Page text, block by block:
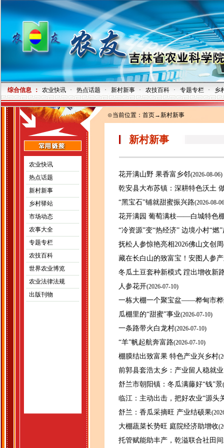
综合信息 ： 农业快讯 · 热点话题 · 新村新事 · 农技百科 · 专题专栏 · 乡
农业快讯
热点话题
新村新事
乡村驿站
市场动态
农事大全
专题专栏
农技百科
世界农业博览
农业法律法规
出版刊物
⊙当前位置： 首页→新村新事
新村新事
花开满山野 果香富乡邻(2026-08-06)
乾安县大布苏镇：深耕特色沃土
“黑宝石”铺就甜蜜振兴路(2026-08-
花开满园 葡萄满枝——白城特色
“冷资源”变“热经济” 边境小村“燃
抚松人参惊艳亮相2026佛山文创周
藏在长白山的致富宝！安图人参
冬瓜土豆套种新模式 蹚出增收新
人参花开(2026-07-10)
一栋大棚一个聚宝盆——桦甸市桦
瓜棚里的“甜蜜”事业(2026-07-10)
一条路带火白龙村(2026-07-10)
“羊”帆起航奔富路(2026-07-10)
棚膜结出致富果 特色产业兴乡村(
前郭县套浩太乡：产业留人稳就
舒兰市朝阳镇：冬瓜满藤好“钱”景(
临江：主动出击，把好农业“源头
舒兰：香瓜采摘旺 产业结硕果(
大棚蔬菜长势旺 庭院经济助增收(
托管赋能助丰产，乾溢联合社田